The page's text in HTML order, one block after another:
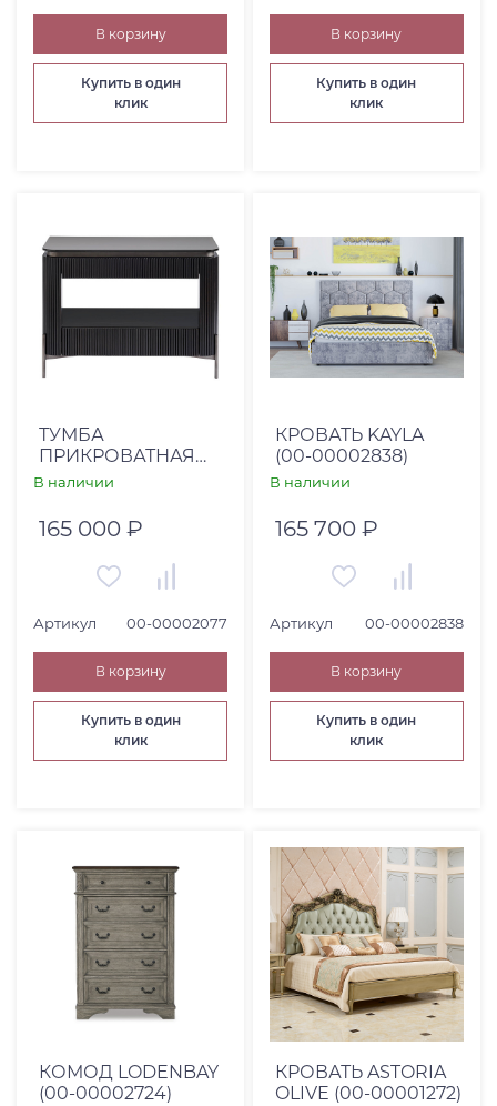
В корзину
Купить в один
клик
В корзину
Купить в один
клик
ТУМБА
ПРИКРОВАТНАЯ
IRIS (00-00002077)
В наличии
165 000 ₽
Артикул 00-00002077
В корзину
Купить в один
клик
КРОВАТЬ KAYLA
(00-00002838)
В наличии
165 700 ₽
Артикул 00-00002838
В корзину
Купить в один
клик
КОМОД LODENBAY
(00-00002724)
КРОВАТЬ ASTORIA
OLIVE (00-00001272)